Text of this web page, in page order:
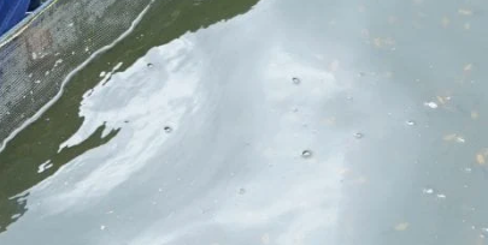
KATEGORI
Berita
Bisnis
Budidaya
Event